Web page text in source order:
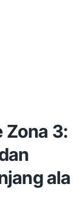
Zona 3:
ala